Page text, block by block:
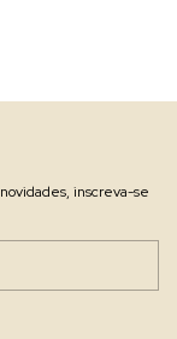
inscreva-se